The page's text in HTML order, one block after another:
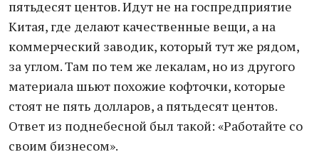
пятьдесят центов. Идут не на госпредприятие
Китая, где делают качественные вещи, а на
коммерческий заводик, который тут же рядом,
за углом. Там по тем же лекалам, но из другого
материала шьют похожие кофточки, которые
стоят не пять долларов, а пятьдесят центов.
Ответ из поднебесной был такой: «Работайте со
своим бизнесом».